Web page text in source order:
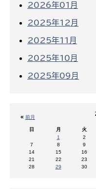
2026年01月
2025年12月
2025年11月
2025年10月
2025年09月
« 前月
日 月 火
1
2
7
8 9
14
15 16
21
22 23
28
29 30